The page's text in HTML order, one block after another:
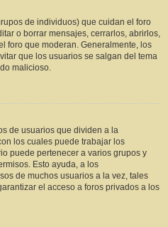
de individuos) que cuidan el foro
o borrar mensajes, cerrarlos, abrirlos,
foro que moderan. Generalmente, los
que los usuarios se salgan del tema
malicioso.
de usuarios que dividen a la
los cuales puede trabajar los
puede pertenecer a varios grupos y
Esto ayuda, a los
de muchos usuarios a la vez, tales
el acceso a foros privados a los